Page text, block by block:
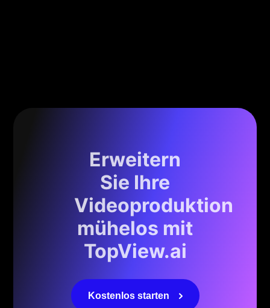
Erweitern
Sie Ihre
Videoproduktion
mühelos mit
TopView.ai
Kostenlos starten